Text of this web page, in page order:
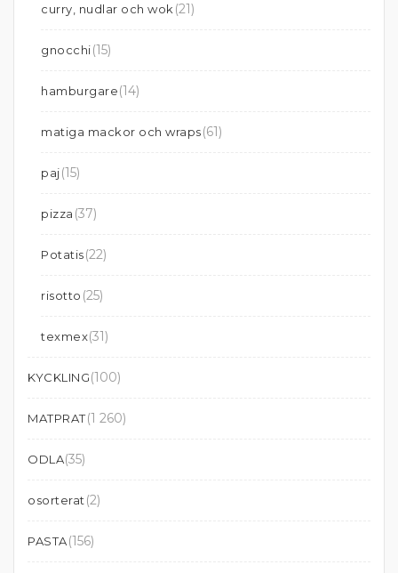
curry, nudlar och wok (21)
gnocchi(15)
hamburgare(14)
matiga mackor och wraps(61)
paj(15)
pizza (37)
Potatis(22)
risotto (25)
texmex(31)
KYCKLING(100)
MATPRAT(1 260)
ODLA(35)
osorterat (2)
PASTA(156)